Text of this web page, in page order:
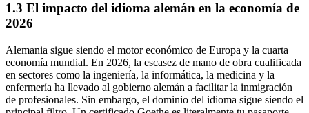
1.3 El impacto del idioma alemán en la economía de
2026
Alemania sigue siendo el motor económico de Europa y la cuarta
economía mundial. En 2026, la escasez de mano de obra cualificada
en sectores como la ingeniería, la informática, la medicina y la
enfermería ha llevado al gobierno alemán a facilitar la inmigración
de profesionales. Sin embargo, el dominio del idioma sigue siendo el